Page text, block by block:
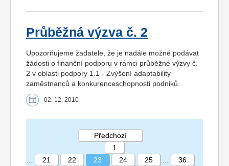
Průběžná výzva č. 2
Upozorňujeme žadatele, že je nadále možné podávat
žádosti o finanční podporu v rámci průběžné výzvy č.
2 v oblasti podpory 1.1 - Zvýšení adaptability
zaměstnanců a konkurenceschopnosti podniků.
02. 12. 2010
Předchozí
1
21 22 23 24 25
36